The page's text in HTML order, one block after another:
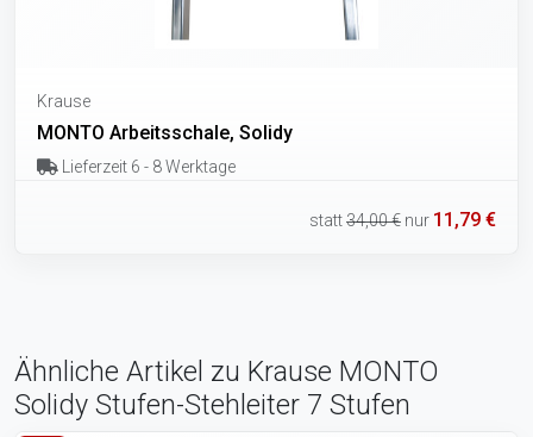
Krause
MONTO Arbeitsschale, Solidy
Lieferzeit 6 - 8 Werktage
statt34,00 € nur 11,79 €
Ähnliche Artikel zu Krause MONTO
Solidy Stufen-Stehleiter 7 Stufen